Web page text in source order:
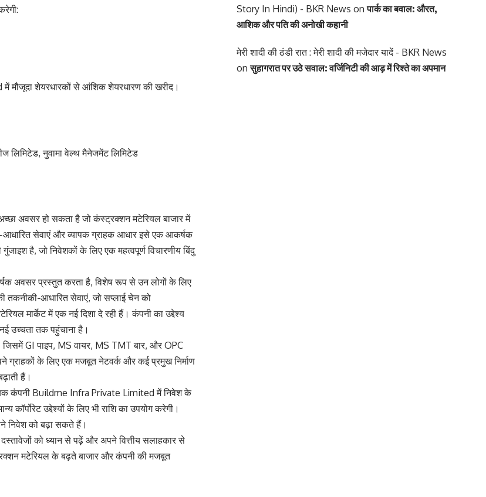
शेयरधारकों से आंशिक शेयरधारण की खरीद।
लिमिटेड, नुवामा वेल्थ मैनेजमेंट लिमिटेड
अवसर हो सकता है जो कंस्ट्रक्शन मटेरियल बाजार में
सेवाएं और व्यापक ग्राहक आधार इसे एक आकर्षक
है, जो निवेशकों के लिए एक महत्वपूर्ण विचारणीय बिंदु
अवसर प्रस्तुत करता है, विशेष रूप से उन लोगों के लिए
तकनीकी-आधारित सेवाएं, जो सप्लाई चेन को
मार्केट में एक नई दिशा दे रही हैं। कंपनी का उद्देश्य
उच्चता तक पहुंचाना है।
जिसमें GI पाइप, MS वायर, MS TMT बार, और OPC
के लिए एक मजबूत नेटवर्क और कई प्रमुख निर्माण
हैं।
कंपनी Buildme Infra Private Limited में निवेश के
कॉर्पोरेट उद्देश्यों के लिए भी राशि का उपयोग करेगी।
निवेश को बढ़ा सकते हैं।
को ध्यान से पढ़ें और अपने वित्तीय सलाहकार से
मटेरियल के बढ़ते बाजार और कंपनी की मजबूत
Story In Hindi) - BKR News onपार्क का बवाल: औरत,
आशिक और पति की अनोखी कहानी
मेरी शादी की ठंडी रात : मेरी शादी की मजेदार यादें - BKR News
onसुहागरात पर उठे सवाल: वर्जिनिटी की आड़ में रिश्ते का अपमान